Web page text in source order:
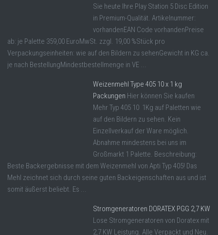
Sie heute Ihre Play Station 5 Disc Edition
in Premium-Qualität. Artikelnummer:
vorhandenEAN Code vorhandenPreise
ab: je Palette 359,00 EuroMwSt. zzgl. 19,00 %Stück pro
Verpackungseinheiten: wie auf den Bildern zu sehenGewicht in KG ca.
je nach BestellungMindestbestellmenge in VE ...
Weizenmehl Type 405 10 x 1 kg
Packungen Hier können Sie kaufen
Mehr Typ 405 10 1Kg auf Paletten wie
auf den Bildern zu sehen. Kein
Einzellverkauf der Ware möglich.
Abnahme mindestens bei uns im
Großmarkt 1 Palette. Beschreibung:
Beste Backergebnisse mit dem Weizenmehl von Apti Typ 405! Das
Mehl zeichnet sich durch seine guten Backeigenschaften aus und ist
somit äußerst beliebt. Es ...
Stromgeneratoren DORATEX PGG 2,7 KW
Lose Stromgeneratoren von Doratex mit
2,7 KW Leistung. Alle Verpackt und Neu.